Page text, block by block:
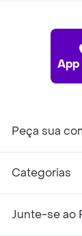
Peça sua
Categorias
Junte-se ao